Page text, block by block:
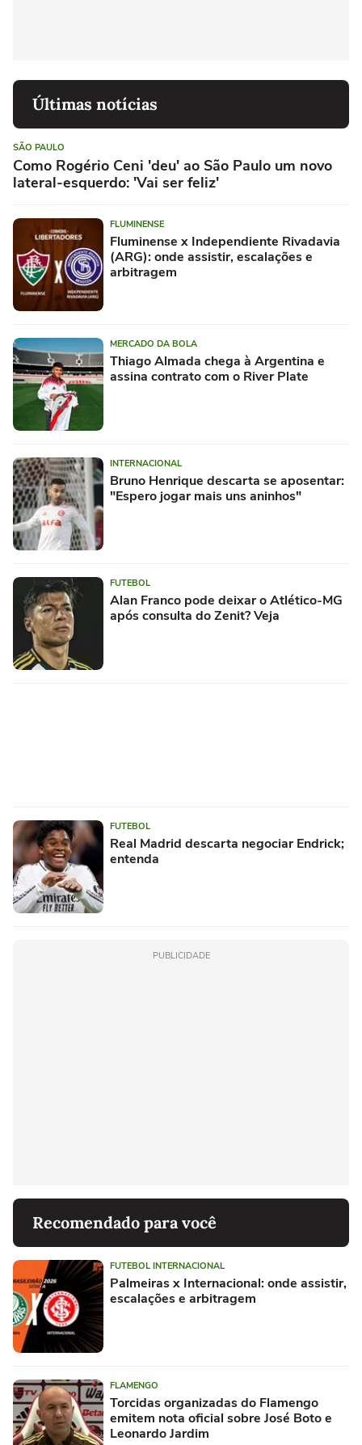
Últimas notícias
SÃO PAULO
Como Rogério Ceni 'deu' ao São Paulo um novo
lateral-esquerdo: 'Vai ser feliz'
FLUMINENSE
Fluminense x Independiente Rivadavia
(ARG): onde assistir, escalações e
arbitragem
MERCADO DA BOLA
Thiago Almada chega à Argentina e
assina contrato com o River Plate
INTERNACIONAL
Bruno Henrique descarta se aposentar:
"Espero jogar mais uns aninhos"
FUTEBOL
Alan Franco pode deixar o Atlético-MG
após consulta do Zenit? Veja
FUTEBOL
Real Madrid descarta negociar Endrick;
entenda
PUBLICIDADE
Recomendado para você
FUTEBOL INTERNACIONAL
Palmeiras x Internacional: onde assistir,
escalações e arbitragem
FLAMENGO
Torcidas organizadas do Flamengo
emitem nota oficial sobre José Boto e
Leonardo Jardim